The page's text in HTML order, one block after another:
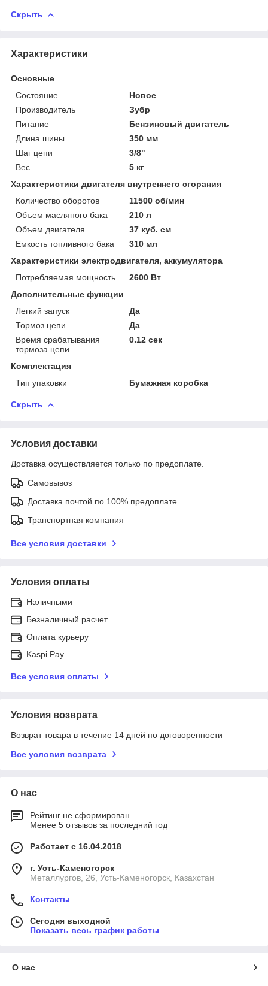
Скрыть
Характеристики
Основные
Состояние
Новое
Производитель
Зубр
Питание
Бензиновый двигатель
Длина шины
350 мм
Шаг цепи
3/8"
Вес
5 кг
Характеристики двигателя внутреннего сгорания
Количество оборотов
11500 об/мин
Объем масляного бака
210 л
Объем двигателя
37 куб. см
Емкость топливного бака
310 мл
Характеристики электродвигателя, аккумулятора
Потребляемая мощность
2600 Вт
Дополнительные функции
Легкий запуск
Да
Тормоз цепи
Да
Время срабатывания
тормоза цепи
0.12 сек
Комплектация
Тип упаковки
Бумажная коробка
Скрыть
Условия доставки
Доставка осуществляется только по предоплате.
Самовывоз
Доставка почтой по 100% предоплате
Транспортная компания
Все условия доставки
Условия оплаты
Наличными
Безналичный расчет
Оплата курьеру
Kaspi Pay
Все условия оплаты
Условия возврата
Возврат товара в течение 14 дней по договоренности
Все условия возврата
О нас
Рейтинг не сформирован
Менее 5 отзывов за последний год
Работает с 16.04.2018
г. Усть-Каменогорск
Металлургов, 26, Усть-Каменогорск, Казахстан
Контакты
Сегодня выходной
Показать весь график работы
О нас